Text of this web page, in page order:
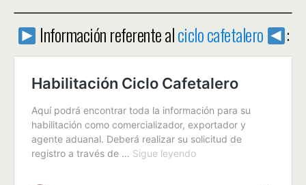
Información referente alciclo cafetalero :